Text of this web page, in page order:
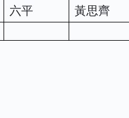
六平
黃思齊